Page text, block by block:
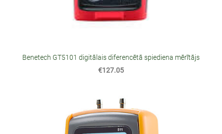
Benetech GT5101 digitālais diferencētā spiediena mērītājs
€127.05